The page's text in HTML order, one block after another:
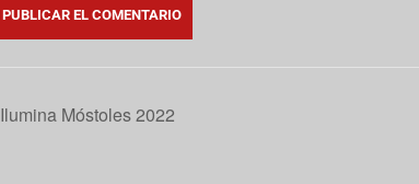
Ilumina Móstoles 2022